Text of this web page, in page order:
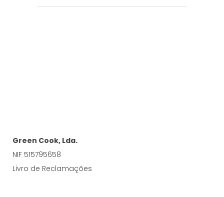
Green Cook, Lda.
NIF 515795658
Livro de Reclamações